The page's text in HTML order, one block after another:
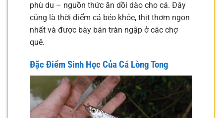
phù du – nguồn thức ăn dồi dào cho cá. Đây
cũng là thời điểm cá béo khỏe, thịt thơm ngon
nhất và được bày bán tràn ngập ở các chợ
quê.
Đặc Điểm Sinh Học Của Cá Lòng Tong